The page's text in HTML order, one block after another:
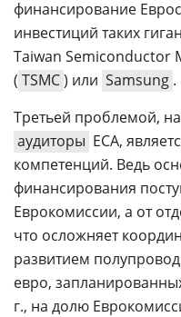
финансирование
инвестиций таких
Taiwan Semiconductor
( TSMC) или Samsung .
Третьей проблемой,
аудиторы ECA,
компетенций. Ведь
финансирования
Еврокомиссии, а от
что осложняет
развитием
евро,
г., на долю